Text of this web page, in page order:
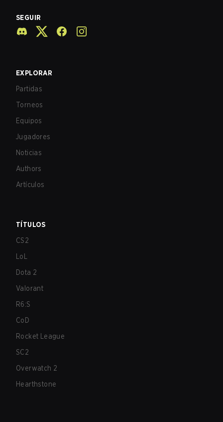
SEGUIR
EXPLORAR
Partidas
Torneos
Equipos
Jugadores
Noticias
Authors
Artículos
TÍTULOS
CS2
LoL
Dota 2
Valorant
R6:S
CoD
Rocket League
SC2
Overwatch 2
Hearthstone